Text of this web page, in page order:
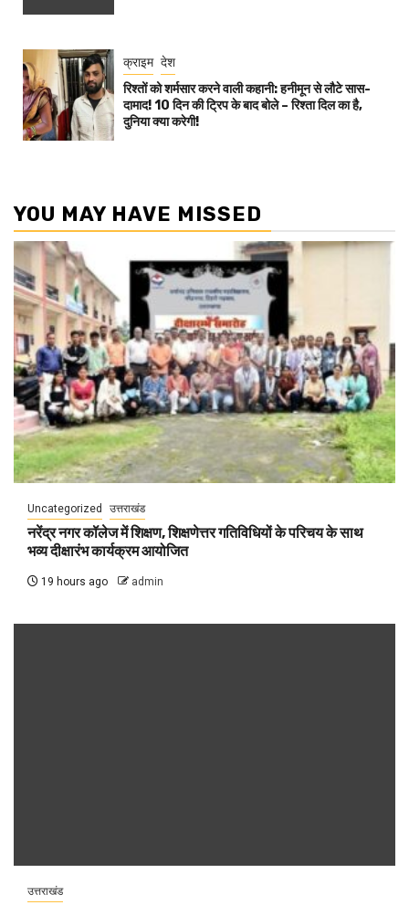
क्राइम देश
रिश्तों को शर्मसार करने वाली कहानी: हनीमून से लौटे सास-
दामाद! 10 दिन की ट्रिप के बाद बोले – रिश्ता दिल का है,
दुनिया क्या करेगी!
YOU MAY HAVE MISSED
Uncategorized उत्तराखंड
नरेंद्र नगर कॉलेज में शिक्षण, शिक्षणेत्तर गतिविधियों के परिचय के साथ
भव्य दीक्षारंभ कार्यक्रम आयोजित
19 hours ago admin
उत्तराखंड